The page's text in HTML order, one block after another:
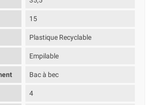
15
Plastique Recyclable
Empilable
Bac à bec
4